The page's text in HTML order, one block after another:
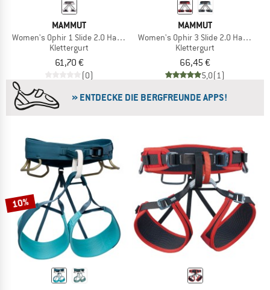
MAMMUT
Women's Ophir 1 Slide 2.0 Harness
Klettergurt
61,70 €
(0)
MAMMUT
Women's Ophir 3 Slide 2.0 Harness
Klettergurt
66,45 €
5,0(1)
» ENTDECKE DIE BERGFREUNDE APPS!
10%